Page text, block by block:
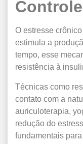
O estresse
estimula a
tempo, esse
resistência à
Técnicas como
contato com a
auriculoterapia,
redução do
fundamentais